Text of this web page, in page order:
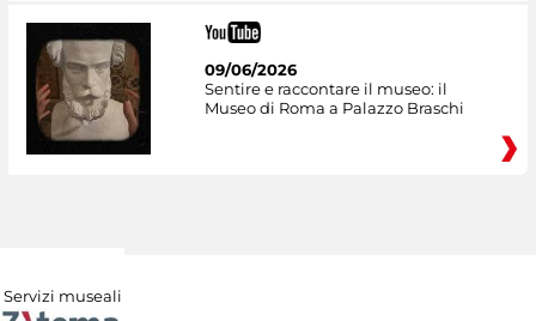
09/06/2026
Sentire e raccontare il museo: il
Museo di Roma a Palazzo Braschi
Servizi museali